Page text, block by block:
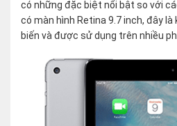
có những đặc biệt nổi bật so với
có màn hình Retina 9.7 inch, đây
biến và được sử dụng trên nhiều